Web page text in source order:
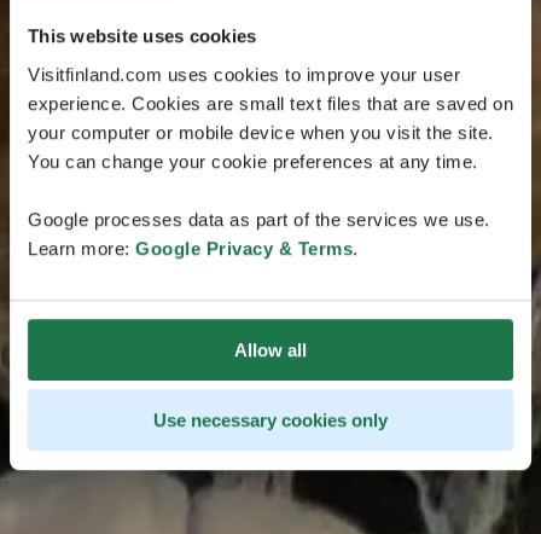
This website uses cookies
Visitfinland.com uses cookies to improve your user
experience. Cookies are small text files that are saved on
your computer or mobile device when you visit the site.
You can change your cookie preferences at any time.
Google processes data as part of the services we use.
Learn more: Google Privacy & Terms.
Allow all
Use necessary cookies only